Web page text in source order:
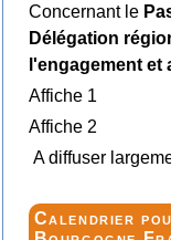
Concernant le
Délégation
l'engagement et
Affiche 1
Affiche 2
A diffuser
Calendrier